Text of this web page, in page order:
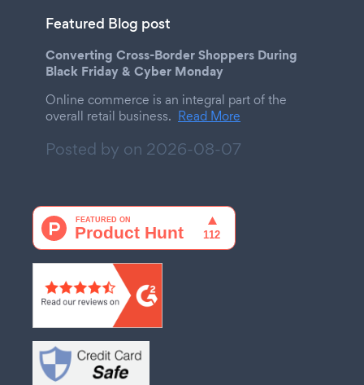
Featured Blog post
Converting Cross-Border Shoppers During
Black Friday & Cyber Monday
Online commerce is an integral part of the
overall retail business. Read More
Posted by on 2026-08-07